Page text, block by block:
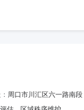
周口市川汇区六一路南段